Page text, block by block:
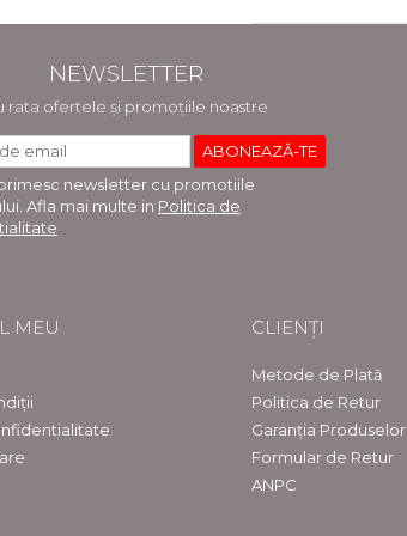
NEWSLETTER
rata ofertele și promoțiile noastre
newsletter cu promotiile
Afla mai multe in Politica de
MEU CLIENȚI
Metode de Plată
Politica de Retur
Garanția Produselor
Formular de Retur
ANPC